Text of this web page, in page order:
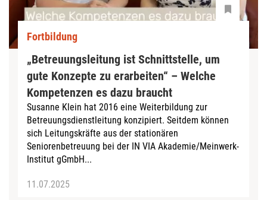
Fortbildung
„Betreuungsleitung ist Schnittstelle, um
gute Konzepte zu erarbeiten“ – Welche
Kompetenzen es dazu braucht
Susanne Klein hat 2016 eine Weiterbildung zur
Betreuungsdienstleitung konzipiert. Seitdem können
sich Leitungskräfte aus der stationären
Seniorenbetreuung bei der IN VIA Akademie/Meinwerk-
Institut gGmbH...
11.07.2025